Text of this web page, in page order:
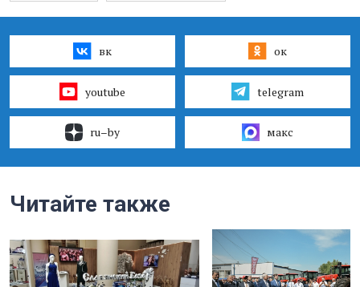
вк ок
youtube telegram
ru–by макс
Читайте также